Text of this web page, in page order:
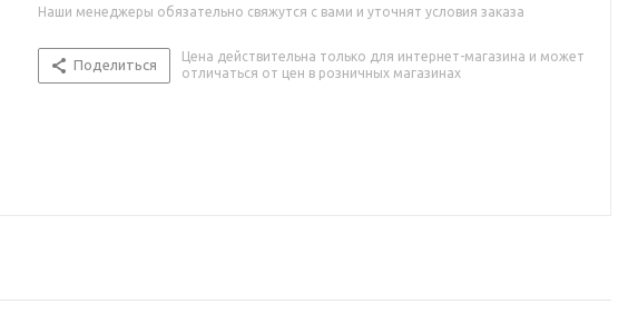
Наши менеджеры обязательно свяжутся с вами и уточнят условия заказа
Поделиться
Цена действительна только для интернет-магазина и может
отличаться от цен в розничных магазинах